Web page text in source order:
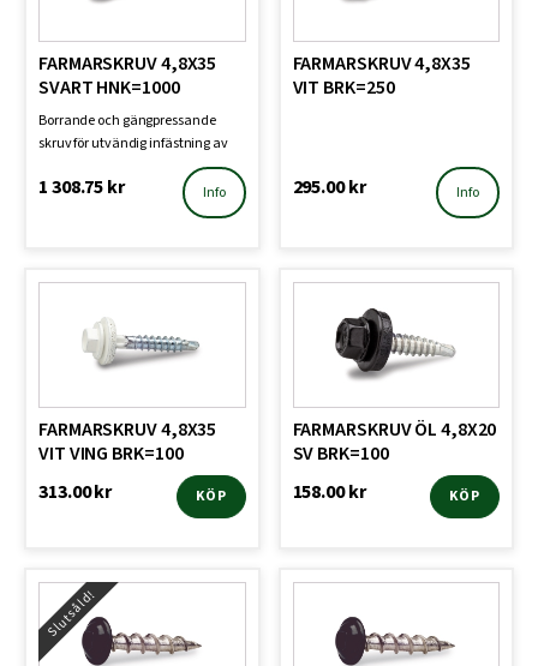
FARMARSKRUV 4,8X35
SVART HNK=1000
Borrande och gängpressande
skruv för utvändig infästning av
1 308.75kr Info
FARMARSKRUV 4,8X35
VIT BRK=250
295.00kr Info
FARMARSKRUV 4,8X35
VIT VING BRK=100
313.00kr KÖP
FARMARSKRUV ÖL 4,8X20
SV BRK=100
158.00kr KÖP
Slutsåld!